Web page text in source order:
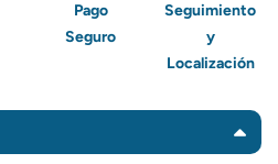
Pago
Seguro
Seguimiento
y
Localización